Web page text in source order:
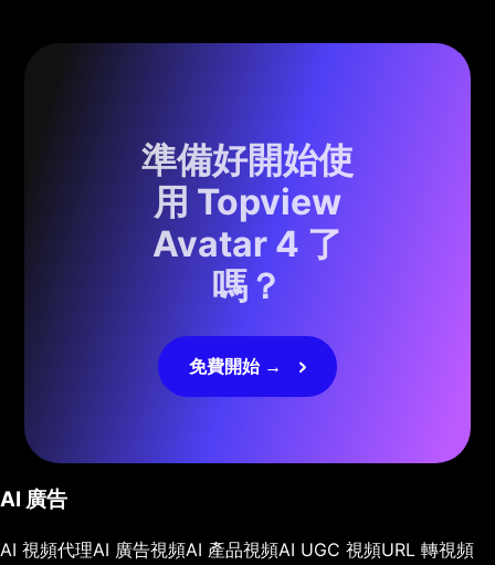
準備好開始使
用 Topview
Avatar 4 了
嗎？
免費開始 →
AI 廣告
AI 視頻代理AI 廣告視頻AI 產品視頻AI UGC 視頻URL 轉視頻